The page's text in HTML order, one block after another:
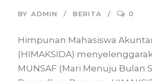
BY ADMIN BERITA 0
Himpunan Mahasiswa
(HIMAKSIDA)
MUNSAF (Mari Menuju Bulan